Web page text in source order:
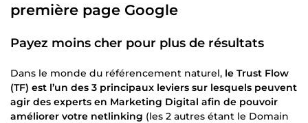
première page Google
Payez moins cher pour plus de résultats
Dans le monde du référencement naturel, le Trust Flow
(TF) est l’un des 3 principaux leviers sur lesquels peuvent
agir des experts en Marketing Digital afin de pouvoir
améliorer votre netlinking (les 2 autres étant le Domain